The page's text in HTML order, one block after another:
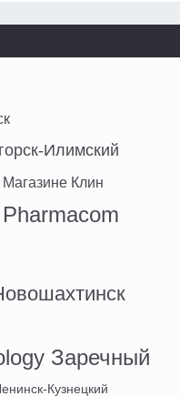
Илимский
Клин
Заречный
Кузнецкий